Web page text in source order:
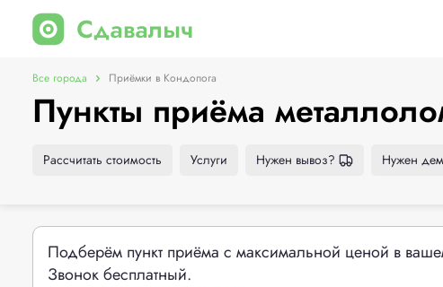
Все города Приёмки в Кондопога
Пункты приёма
Рассчитать стоимость Услуги Нужен вывоз? Нужен
Подберём пункт приёма с максимальной ценой в
Звонок бесплатный.